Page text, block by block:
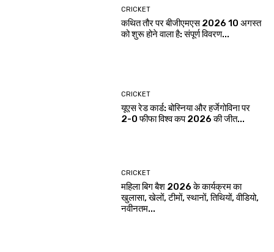
CRICKET
कथित तौर पर बीजीएमएस 2026 10 अगस्त
को शुरू होने वाला है: संपूर्ण विवरण...
CRICKET
यूएस रेड कार्ड: बोस्निया और हर्जेगोविना पर
2-0 फीफा विश्व कप 2026 की जीत...
CRICKET
महिला बिग बैश 2026 के कार्यक्रम का
खुलासा, खेलों, टीमों, स्थानों, तिथियों, वीडियो,
नवीनतम...